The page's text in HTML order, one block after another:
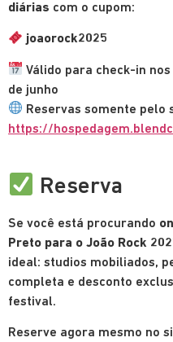
diárias com o cupom:
joaorock2025
Válido para check-in nos
de junho
Reservas somente pelo
https://
Reserva
Se você está procurando
Preto para o João Rock
ideal: studios mobiliados,
completa e desconto
festival.
Reserve agora mesmo no